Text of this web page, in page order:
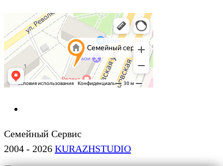
Семейный Сервис
2004 - 2026 KURAZHSTUDIO